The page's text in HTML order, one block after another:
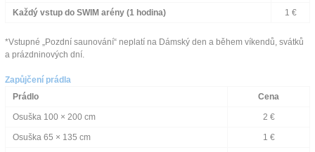
Každý vstup do SWIM arény (1 hodina) 1 €
*Vstupné „Pozdní saunování“ neplatí na Dámský den a během víkendů, svátků
a prázdninových dní.
Zapůjčení prádla
Prádlo
Cena
Osuška 100 × 200 cm 2 €
Osuška 65 × 135 cm 1 €